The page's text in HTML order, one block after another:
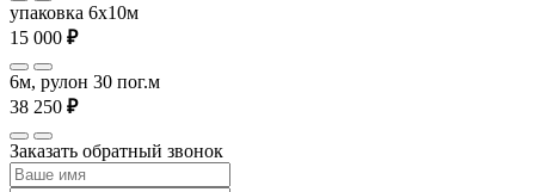
упаковка 6x10м
15 000 ₽
6м, рулон 30 пог.м
38 250 ₽
Заказать обратный звонок